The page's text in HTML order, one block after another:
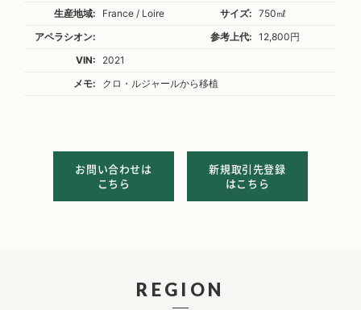
生産地域:
France / Loire サイズ:
750㎖
アペラシオン:
参考上代:
12,800円
VIN:
2021
メモ:
クロ・ルジャールから移植
お問い合わせは
こちら
新規取引先登録
はこちら
REGION